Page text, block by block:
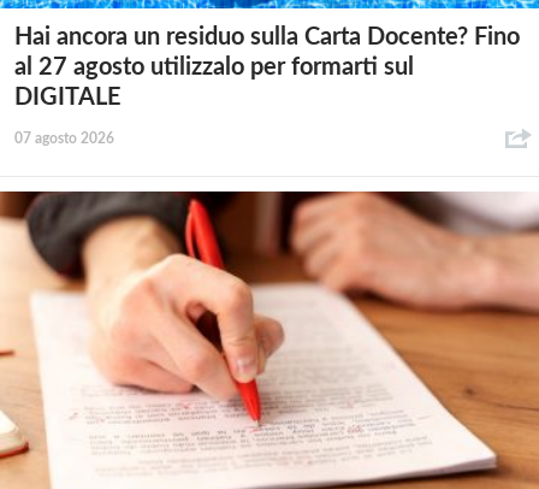
Hai ancora un residuo sulla Carta Docente? Fino
al 27 agosto utilizzalo per formarti sul
DIGITALE
07 agosto 2026